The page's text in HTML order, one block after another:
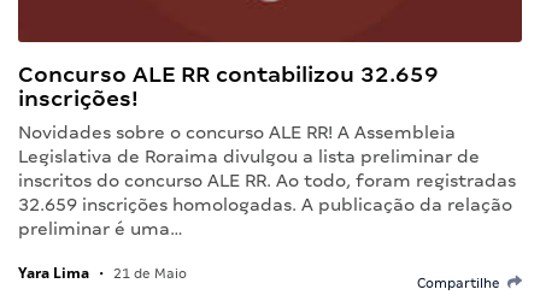
Concurso ALE RR contabilizou 32.659
inscrições!
Novidades sobre o concurso ALE RR! A Assembleia
Legislativa de Roraima divulgou a lista preliminar de
inscritos do concurso ALE RR. Ao todo, foram registradas
32.659 inscrições homologadas. A publicação da relação
preliminar é uma…
Yara Lima • 21 de Maio
Compartilhe